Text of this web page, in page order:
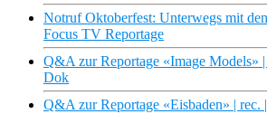
Notruf Oktoberfest: Unterwegs mit
Focus TV Reportage
Q&A zur Reportage «Image Models»
Dok
Q&A zur Reportage «Eisbaden» | rec.